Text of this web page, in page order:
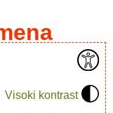
Visoki kontrast